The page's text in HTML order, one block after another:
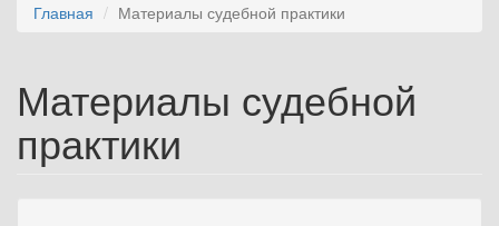
Главная Материалы судебной практики
Материалы судебной
практики